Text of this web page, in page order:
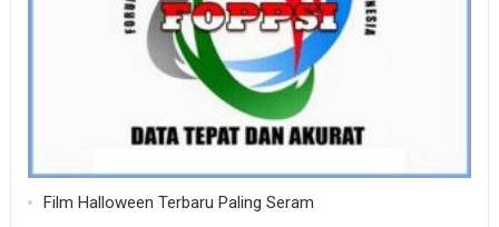
Film Halloween Terbaru Paling Seram